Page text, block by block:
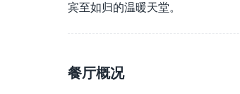
宾至如归的温暖天堂。
餐厅概况